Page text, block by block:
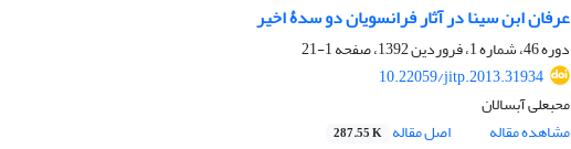
عرفان ابن سینا در آثار فرانسویان دو سدۀ اخیر
دوره 46، شماره 1، فروردین 1392، صفحه
1-21
10.22059/jitp.2013.31934
محبعلی آبسالان
مشاهده مقاله
اصل مقاله 287.55 K